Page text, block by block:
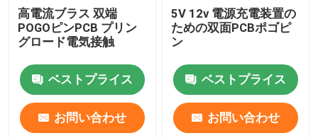
高電流ブラス 双端
POGOピンPCB プリン
グロード電気接触
ベストプライス
お問い合わせ
5V 12v 電源充電装置の
ための双面PCBポゴピ
ン
ベストプライス
お問い合わせ